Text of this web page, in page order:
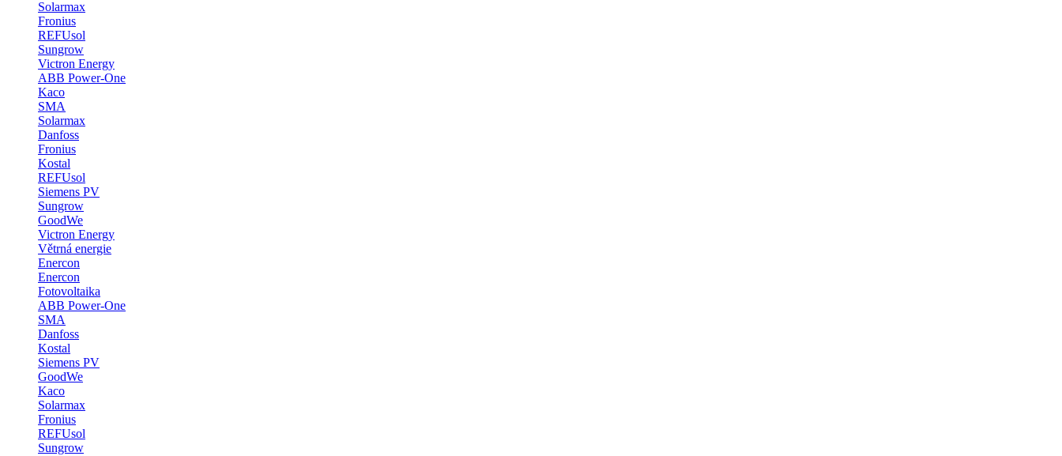
Solarmax
Fronius
REFUsol
Sungrow
Victron Energy
ABB Power-One
Kaco
SMA
Solarmax
Danfoss
Fronius
Kostal
REFUsol
Siemens PV
Sungrow
GoodWe
Victron Energy
Větrná energie
Enercon
Enercon
Fotovoltaika
ABB Power-One
SMA
Danfoss
Kostal
Siemens PV
GoodWe
Kaco
Solarmax
Fronius
REFUsol
Sungrow